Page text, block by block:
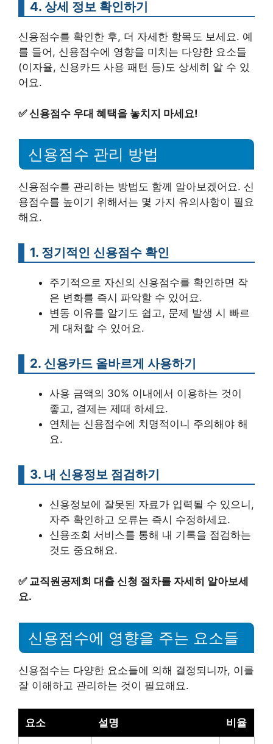
4. 상세 정보 확인하기
신용점수를 확인한 후, 더 자세한 항목도 보세요. 예
를 들어, 신용점수에 영향을 미치는 다양한 요소들
(이자율, 신용카드 사용 패턴 등)도 상세히 알 수 있
어요.
✅신용점수 우대 혜택을 놓치지 마세요!
신용점수 관리 방법
신용점수를 관리하는 방법도 함께 알아보겠어요. 신
용점수를 높이기 위해서는 몇 가지 유의사항이 필요
해요.
1. 정기적인 신용점수 확인
주기적으로 자신의 신용점수를 확인하면 작
은 변화를 즉시 파악할 수 있어요.
변동 이유를 알기도 쉽고, 문제 발생 시 빠르
게 대처할 수 있어요.
2. 신용카드 올바르게 사용하기
사용 금액의 30% 이내에서 이용하는 것이
좋고, 결제는 제때 하세요.
연체는 신용점수에 치명적이니 주의해야 해
요.
3. 내 신용정보 점검하기
신용정보에 잘못된 자료가 입력될 수 있으니,
자주 확인하고 오류는 즉시 수정하세요.
신용조회 서비스를 통해 내 기록을 점검하는
것도 중요해요.
✅ 교직원공제회 대출 신청 절차를 자세히 알아보세
요.
신용점수에 영향을 주는 요소들
신용점수는 다양한 요소들에 의해 결정되니까, 이를
잘 이해하고 관리하는 것이 필요해요.
요소 설명 비율